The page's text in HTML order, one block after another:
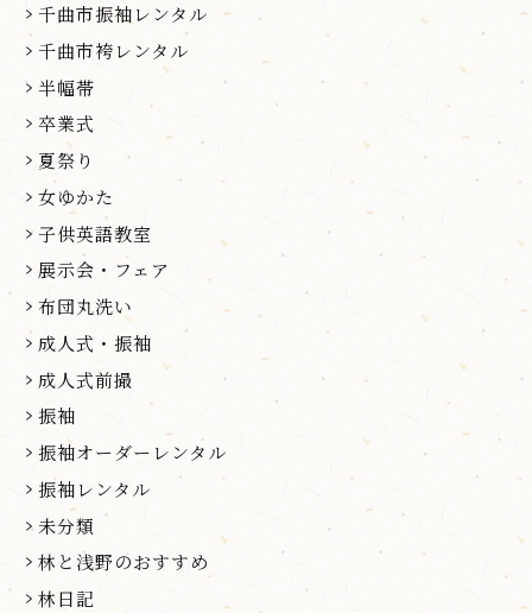
千曲市振袖レンタル
千曲市袴レンタル
半幅帯
卒業式
夏祭り
女ゆかた
子供英語教室
展示会・フェア
布団丸洗い
成人式・振袖
成人式前撮
振袖
振袖オーダーレンタル
振袖レンタル
未分類
林と浅野のおすすめ
林日記